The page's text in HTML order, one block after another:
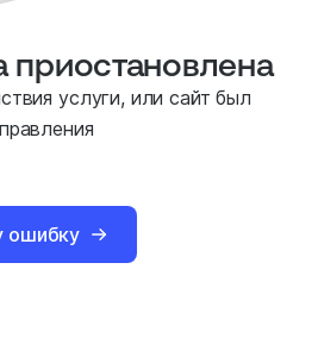
приостановлена
услуги, или сайт был
ошибку